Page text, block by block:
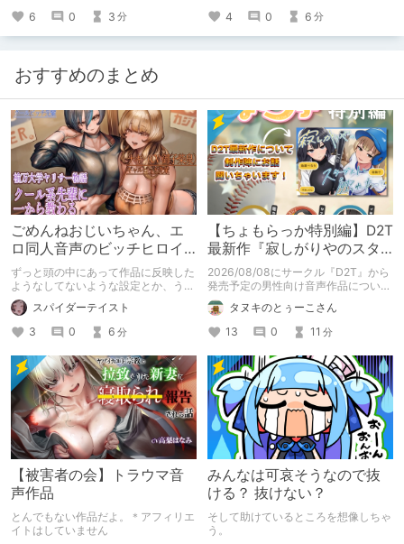
6
0 3 分
4
0 6 分
おすすめのまとめ
ごめんねおじいちゃん、エ
ロ同人音声のビッチヒロイ
ンに名前使って～過去作品
コンセプトを思い出そう～
ずっと頭の中にあって作品に反映した
ようなしてないような設定とか、うち
のヒロイン達の名づけの法則とかを頭
の中の映●研の金●さんに「そこにあ
っちゃいけねえんだよ」といわれたの
でとりあえず垂れ流します。
スパイダーテイスト
3
0 6 分
【ちょもらっか特別編】D2T
最新作『寂しがりやのスタ
ーダストと触れあって』制
作陣にインタビュー！🎤
2026/08/08にサークル『D2T』から
発売予定の男性向け音声作品について
逆神ラニさんと不束こけしさんにお話
聞いちゃいました！夏コミに関する告
知もあります！
タヌキのとぅーこさん
13
0 11 分
【被害者の会】トラウマ音
声作品
とんでもない作品だよ。＊アフィリエ
イトはしていません
みんなは可哀そうなので抜
ける？ 抜けない？
そして助けているところを想像しちゃ
う。